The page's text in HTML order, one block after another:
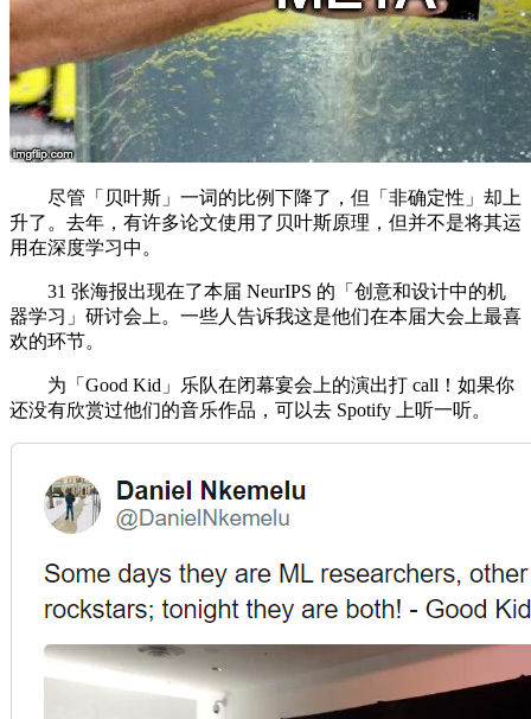
尽管「贝叶斯」一词的比例下降了，但「非确定性」却上
升了。去年，有许多论文使用了贝叶斯原理，但并不是将其运
用在深度学习中。
31 张海报出现在了本届 NeurIPS 的「创意和设计中的机
器学习」研讨会上。一些人告诉我这是他们在本届大会上最喜
欢的环节。
为「Good Kid」乐队在闭幕宴会上的演出打 call！如果你
还没有欣赏过他们的音乐作品，可以去 Spotify 上听一听。